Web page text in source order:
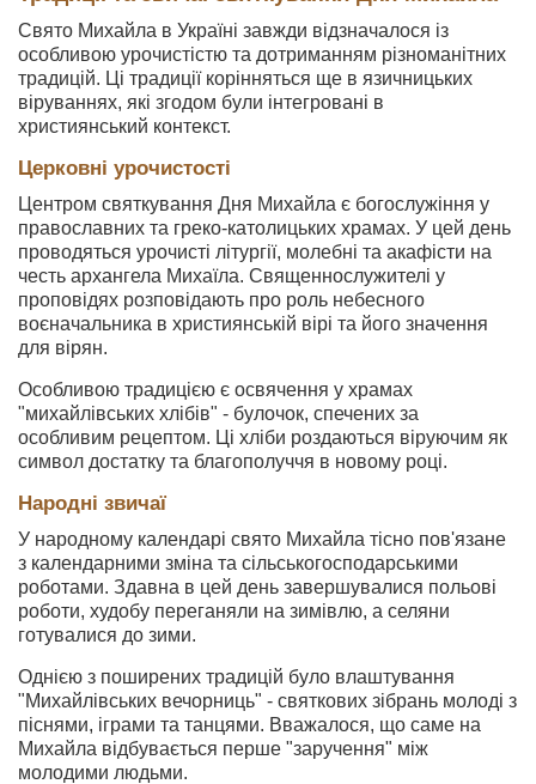
Свято Михайла в Україні завжди відзначалося із
особливою урочистістю та дотриманням різноманітних
традицій. Ці традиції корінняться ще в язичницьких
віруваннях, які згодом були інтегровані в
християнський контекст.
Церковні урочистості
Центром святкування Дня Михайла є богослужіння у
православних та греко-католицьких храмах. У цей день
проводяться урочисті літургії, молебні та акафісти на
честь архангела Михаїла. Священнослужителі у
проповідях розповідають про роль небесного
воєначальника в християнській вірі та його значення
для вірян.
Особливою традицією є освячення у храмах
"михайлівських хлібів" - булочок, спечених за
особливим рецептом. Ці хліби роздаються віруючим як
символ достатку та благополуччя в новому році.
Народні звичаї
У народному календарі свято Михайла тісно пов'язане
з календарними зміна та сільськогосподарськими
роботами. Здавна в цей день завершувалися польові
роботи, худобу переганяли на зимівлю, а селяни
готувалися до зими.
Однією з поширених традицій було влаштування
"Михайлівських вечорниць" - святкових зібрань молоді з
піснями, іграми та танцями. Вважалося, що саме на
Михайла відбувається перше "заручення" між
молодими людьми.